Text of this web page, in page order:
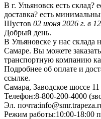
В г. Ульяновск есть склад?
доставка? есть
Шустов 02 июня 2026 г. в
Добрый день.
В Ульяновске у нас склада
Самаре. Вы можете
транспортную компанию
Подробнее об оплате и
ссылке.
Самара, Заводское шоссе
Телефон:8-800-200-4000
Эл.
Режим работы:10:00-18:00